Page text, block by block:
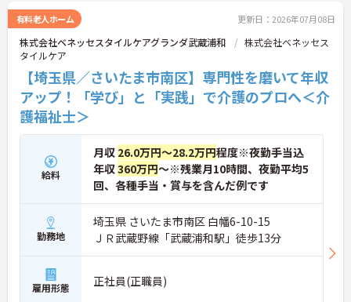
詳細をお話ししますのでお気軽にご相談ください！
有料老人ホーム 更新日：2026年07月08日
株式会社ベネッセスタイルケアグランダ武蔵浦和
株式会社ベネッセス
タイルケア
【埼玉県／さいたま市南区】専門性を磨いて年収
アップ！「学び」と「実践」で介護のプロへ＜介
護福祉士＞
給料
月収 26.0万円～28.2万円程度※夜勤手当込
年収360万円～※残業月10時間、夜勤平均5
回、各種手当・賞与を含んだ例です
勤務地
埼玉県 さいたま市南区 白幡6-10-15
ＪＲ武蔵野線「武蔵浦和駅」徒歩13分
雇用形態 正社員(正職員)